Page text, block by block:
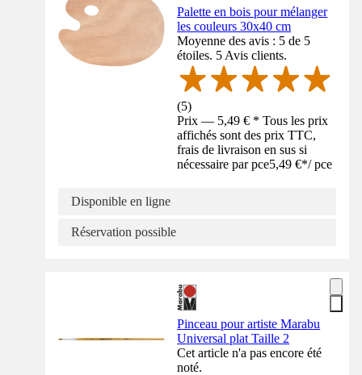
Palette en bois pour mélanger
les couleurs 30x40 cm
Moyenne des avis : 5 de 5
étoiles. 5 Avis clients.
(5)
Prix — 5,49 € * Tous les prix
affichés sont des prix TTC,
frais de livraison en sus si
nécessaire par pce5,49 €*/ pce
Disponible en ligne
Réservation possible
Pinceau pour artiste Marabu
Universal plat Taille 2
Cet article n'a pas encore été
noté.